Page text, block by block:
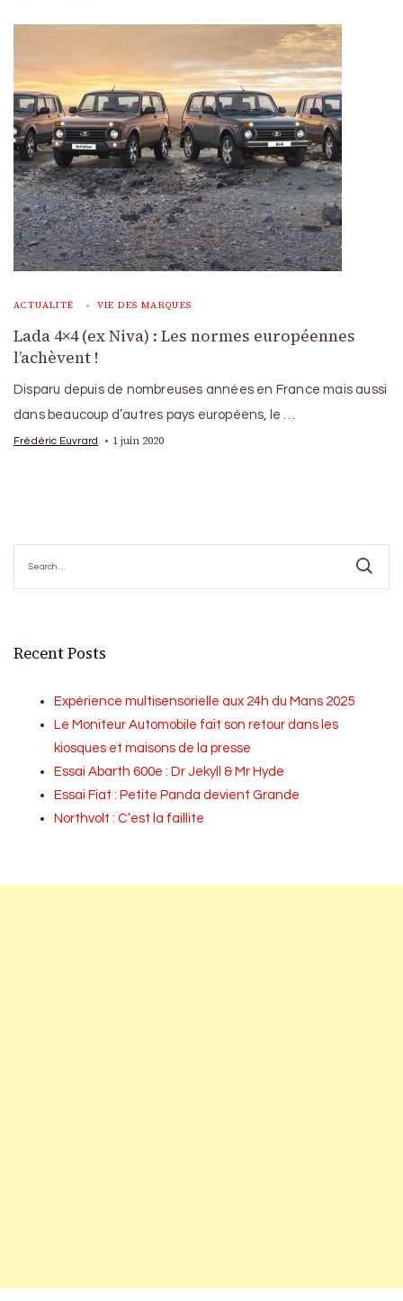
ACTUALITÉ VIE DES MARQUES
Lada 4×4 (ex Niva) : Les normes européennes
l’achèvent !
Disparu depuis de nombreuses années en France mais aussi
dans beaucoup d’autres pays européens, le …
Frédéric Euvrard 1 juin 2020
for:
Recent Posts
Expérience multisensorielle aux 24h du Mans 2025
Le Moniteur Automobile fait son retour dans les
kiosques et maisons de la presse
Essai Abarth 600e : Dr Jekyll & Mr Hyde
Essai Fiat : Petite Panda devient Grande
Northvolt : C’est la faillite